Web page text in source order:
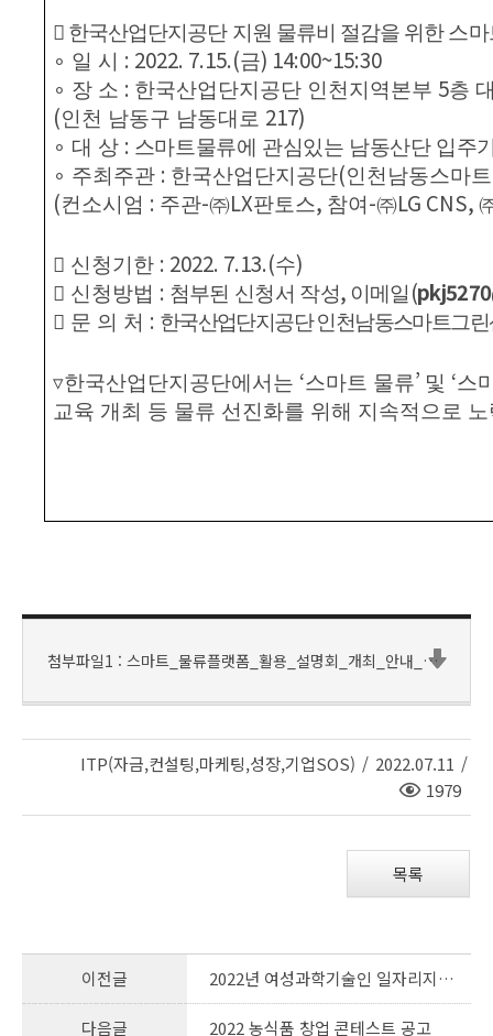
󰋪 한국산업단지공단 지원 물류비 절감을 위한 스
∘ 일 시 : 2022. 7.15.(금) 14:00~15:30
∘ 장 소 : 한국산업단지공단 인천지역본부 5층
(인천 남동구 남동대로 217)
∘ 대 상 : 스마트물류에 관심있는 남동산단 입주
∘ 주최주관 : 한국산업단지공단(인천남동스마
(컨소시엄 : 주관-㈜LX판토스, 참여 -㈜LG CNS,
󰋪 신청기한 : 2022. 7.13.(수)
󰋪 신청방법 : 첨부된 신청서 작성, 이메일 (
󰋪 문 의 처 : 한국산업단지공단 인천남동스마트그
▿한국산업단지공단에서는 ‘스마트 물류’ 및 ‘스
교육 개최 등 물류 선진화를 위해 지속적으로
첨부파일1 : 스마트_물류플랫폼_활용_설명회_개최_안내_및_신청서.pdf
ITP(자금,컨설팅,마케팅,성장,기업SOS) / 2022.07.11 /
조
회
1979
목록
이전글 2022년 여성과학기술인 일자리지원사업
다음글 2022 농식품 창업 콘테스트 공고